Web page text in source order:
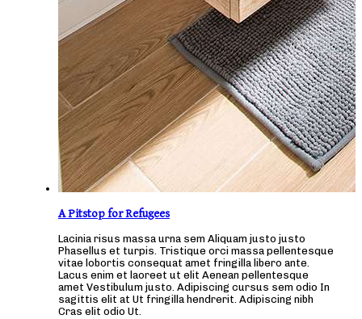
A Pitstop for Refugees
Lacinia risus massa urna sem Aliquam justo justo
Phasellus et turpis. Tristique orci massa pellentesque
vitae lobortis consequat amet fringilla libero ante.
Lacus enim et laoreet ut elit Aenean pellentesque
amet Vestibulum justo. Adipiscing cursus sem odio In
sagittis elit at Ut fringilla hendrerit. Adipiscing nibh
Cras elit odio Ut.